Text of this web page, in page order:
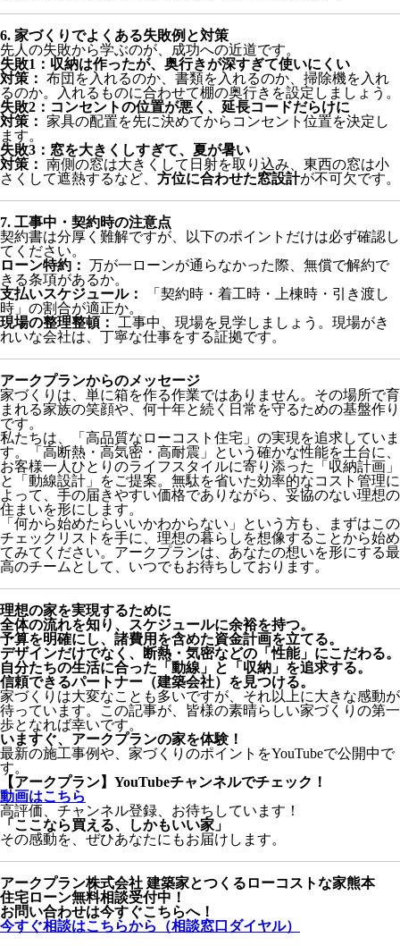
6. 家づくりでよくある失敗例と対策
先人の失敗から学ぶのが、成功への近道です。
失敗1：収納は作ったが、奥行きが深すぎて使いにくい
対策： 布団を入れるのか、書類を入れるのか、掃除機を入れ
るのか。入れるものに合わせて棚の奥行きを設定しましょう。
失敗2：コンセントの位置が悪く、延長コードだらけに
対策： 家具の配置を先に決めてからコンセント位置を決定し
ます。
失敗3：窓を大きくしすぎて、夏が暑い
対策： 南側の窓は大きくして日射を取り込み、東西の窓は小
さくして遮熱するなど、 方位に合わせた窓設計が不可欠です。
7. 工事中・契約時の注意点
契約書は分厚く難解ですが、以下のポイントだけは必ず確認し
てください。
ローン特約： 万が一ローンが通らなかった際、無償で解約で
きる条項があるか。
支払いスケジュール：
「契約時・着工時・上棟時・引き渡し
時」の割合が適正か。
現場の整理整頓：
工事中、現場を見学しましょう。現場がき
れいな会社は、丁寧な仕事をする証拠です。
アークプランからのメッセージ
家づくりは、単に箱を作る作業ではありません。その場所で育
まれる家族の笑顔や、何十年と続く日常を守るための基盤作り
です。
私たちは、「高品質なローコスト住宅」の実現を追求していま
す。「高断熱・高気密・高耐震」という確かな性能を土台に、
お客様一人ひとりのライフスタイルに寄り添った「収納計画」
と「動線設計」をご提案。無駄を省いた効率的なコスト管理に
よって、手の届きやすい価格でありながら、妥協のない理想の
住まいを形にします。
「何から始めたらいいかわからない」という方も、まずはこの
チェックリストを手に、理想の暮らしを想像することから始め
てみてください。アークプランは、あなたの想いを形にする最
高のチームとして、いつでもお待ちしております。
理想の家を実現するために
全体の流れを知り、スケジュールに余裕を持つ。
予算を明確にし、諸費用を含めた資金計画を立てる。
デザインだけでなく、断熱・気密などの「性能」にこだわる。
自分たちの生活に合った「動線」と「収納」を追求する。
信頼できるパートナー（建築会社）を見つける。
家づくりは大変なことも多いですが、それ以上に大きな感動が
待っています。この記事が、皆様の素晴らしい家づくりの第一
歩となれば幸いです。
いますぐ、アークプランの家を体験！
最新の施工事例や、家づくりのポイントをYouTubeで公開中で
す。
【アークプラン】YouTubeチャンネルでチェック！
動画はこちら
高評価、チャンネル登録、お待ちしています！
「ここなら買える、しかもいい家」
その感動を、ぜひあなたにもお届けします。
アークプラン株式会社 建築家とつくるローコストな家熊本
住宅ローン無料相談受付中！
お問い合わせは今すぐこちらへ！
今すぐ相談はこちらから（相談窓口ダイヤル）